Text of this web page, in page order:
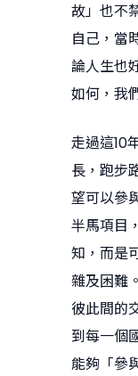
故」也不
自己，當
論人生也
如何，我
走過這10
長，跑步
望可以參
半馬項目
知，而是
雜及困難
彼此間的
到每一個
能夠「參